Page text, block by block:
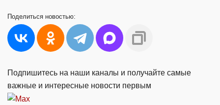
Поделиться новостью:
Подпишитесь на наши каналы и получайте самые
важные и интересные новости первым